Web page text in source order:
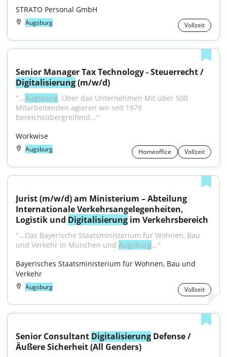
STRATO Personal GmbH
Augsburg Vollzeit
Digitalisierung (m/w/d)
"...Augsburg. Über das Unternehmen Mit über 500
Mitarbeitenden agieren wir seit 1978
bereichsübergreifend..."
Workwise
Augsburg Homeoffice Vollzeit
Jurist (m/w/d) am Ministerium – Abteilung
Internationale Verkehrsangelegenheiten,
Logistik und Digitalisierung im Verkehrsbereich
"...Das Bayerische Staatsministerium für Wohnen, Bau
und Verkehr in München und Augsburg..."
Bayerisches Staatsministerium für Wohnen, Bau und
Verkehr
Augsburg Vollzeit
Senior Consultant Digitalisierung Defense /
Äußere Sicherheit (All Genders)